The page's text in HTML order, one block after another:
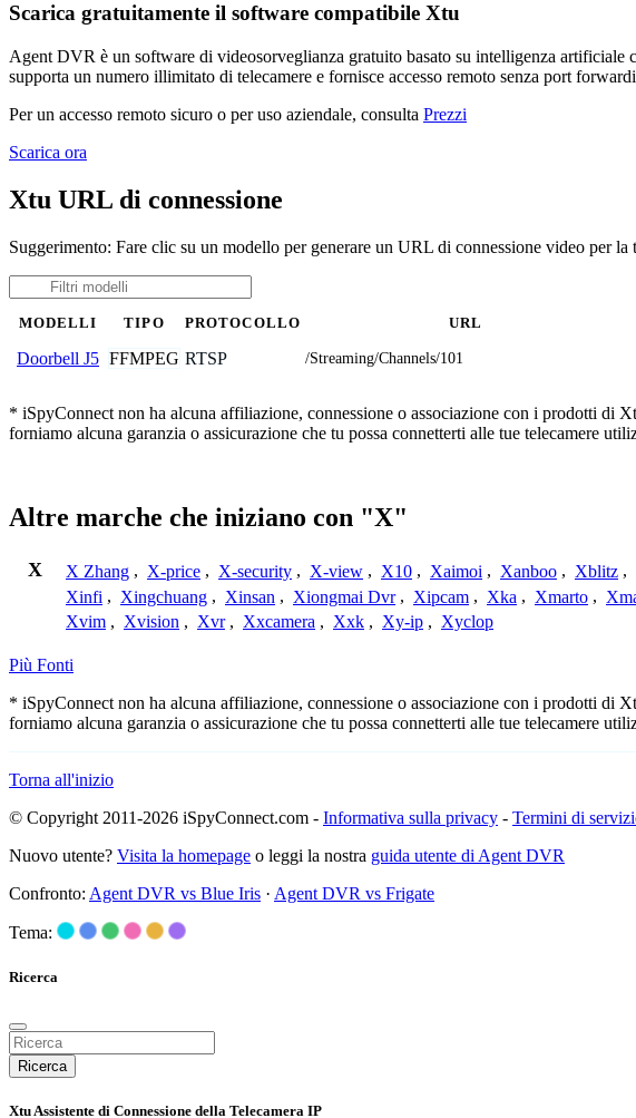
Scarica gratuitamente il software compatibile Xtu
Agent DVR è un software di videosorveglianza gratuito basato su intelligenza
supporta un numero illimitato di telecamere e fornisce accesso remoto senza port
Per un accesso remoto sicuro o per uso aziendale, consulta Prezzi
Scarica ora
Xtu URL di connessione
Suggerimento: Fare clic su un modello per generare un URL di connessione video per la
MODELLI TIPO PROTOCOLLO URL
Doorbell J5 FFMPEG RTSP /Streaming/Channels/101
* iSpyConnect non ha alcuna affiliazione, connessione o associazione con i prodotti di
forniamo alcuna garanzia o assicurazione che tu possa connetterti alle tue telecamere
Altre marche che iniziano con "X"
X X Zhang , X-price , X-security , X-view , X10 , Xaimoi , Xanboo , Xblitz ,
Xinfi , Xingchuang , Xinsan , Xiongmai Dvr , Xipcam , Xka , Xmarto ,
Xvim , Xvision , Xvr , Xxcamera , Xxk , Xy-ip , Xyclop
Più Fonti
* iSpyConnect non ha alcuna affiliazione, connessione o associazione con i prodotti di
forniamo alcuna garanzia o assicurazione che tu possa connetterti alle tue telecamere
Torna all'inizio
© Copyright 2011-2026 iSpyConnect.com - Informativa sulla privacy - Termini di
Nuovo utente? Visita la homepage o leggi la nostra guida utente di Agent DVR
Confronto: Agent DVR vs Blue Iris · Agent DVR vs Frigate
Tema:
Ricerca
Ricerca
Xtu Assistente di Connessione della Telecamera IP